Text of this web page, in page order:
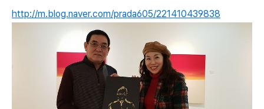
http://m.blog.naver.com/prada605/221410439838